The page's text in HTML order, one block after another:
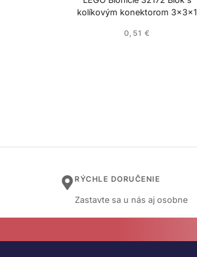
kolíkovým konektorom 3x3x1
0,51€
RÝCHLE DORUČENIE
Zastavte sa u nás aj osobne